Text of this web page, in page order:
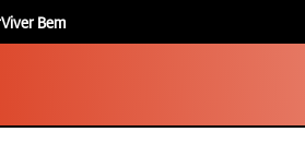
Viver Bem